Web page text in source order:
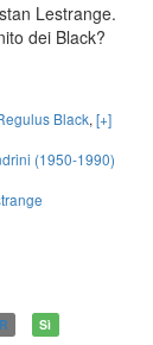
Lestrange.
dei Black?
Black, [+]
(1950-1990)
R Sì